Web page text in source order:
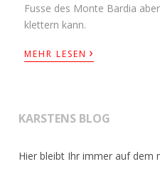
Fusse des Monte Bardia
klettern kann.
MEHR LESEN ›
KARSTENS BLOG
Hier bleibt Ihr immer auf dem